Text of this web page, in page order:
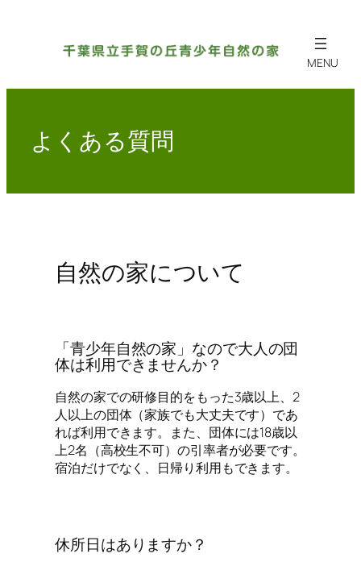
キ
よくある質問
自然の家について
「青少年自然の家」なので大人の団
体は利用できませんか？
自然の家での研修目的をもった3歳以上、2
人以上の団体（家族でも大丈夫です）であ
れば利用できます。また、団体には18歳以
上2名（高校生不可）の引率者が必要です。
宿泊だけでなく、日帰り利用もできます。
休所日はありますか？